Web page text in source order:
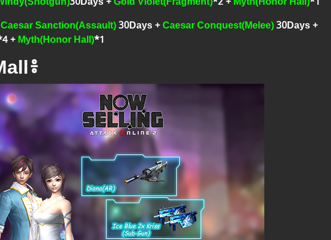
Caesar Sanction(Assault)30Days +Caesar Conquest(Melee)30Days +
+Myth(Honor Hall)*1
៖